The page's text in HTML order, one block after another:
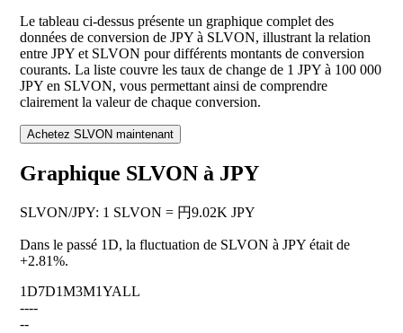
Le tableau ci-dessus présente un graphique complet des
données de conversion de JPY à SLVON, illustrant la relation
entre JPY et SLVON pour différents montants de conversion
courants. La liste couvre les taux de change de 1 JPY à 100 000
JPY en SLVON, vous permettant ainsi de comprendre
clairement la valeur de chaque conversion.
Achetez SLVON maintenant
Graphique SLVON à JPY
SLVON/JPY: 1 SLVON = 円9.02K JPY
Dans le passé 1D, la fluctuation de SLVON à JPY était de
+2.81%.
1D7D1M3M1YALL
----
--